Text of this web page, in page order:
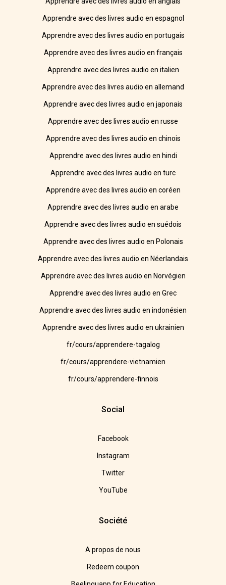
Apprendre avec des livres audio en espagnol
Apprendre avec des livres audio en portugais
Apprendre avec des livres audio en français
Apprendre avec des livres audio en italien
Apprendre avec des livres audio en allemand
Apprendre avec des livres audio en japonais
Apprendre avec des livres audio en russe
Apprendre avec des livres audio en chinois
Apprendre avec des livres audio en hindi
Apprendre avec des livres audio en turc
Apprendre avec des livres audio en coréen
Apprendre avec des livres audio en arabe
Apprendre avec des livres audio en suédois
Apprendre avec des livres audio en Polonais
Apprendre avec des livres audio en Néerlandais
Apprendre avec des livres audio en Norvégien
Apprendre avec des livres audio en Grec
Apprendre avec des livres audio en indonésien
Apprendre avec des livres audio en ukrainien
fr/cours/apprendere-tagalog
fr/cours/apprendere-vietnamien
fr/cours/apprendere-finnois
Social
Facebook
Instagram
Twitter
YouTube
Société
A propos de nous
Redeem coupon